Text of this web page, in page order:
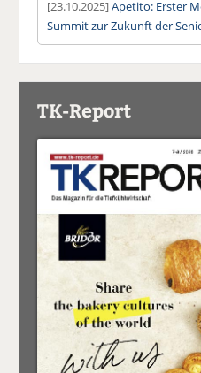
[23.10.2025]Apetito: Erster
Summit zur Zukunft der
TK-Report